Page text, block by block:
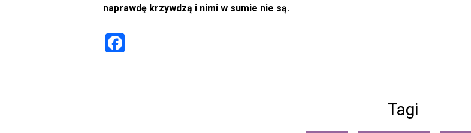
naprawdę krzywdzą i nimi w sumie nie są.
Tagi